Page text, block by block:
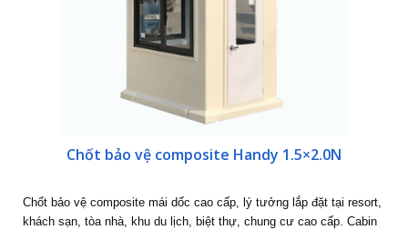
Chốt bảo vệ composite Handy 1.5×2.0N
Chốt bảo vệ composite mái dốc cao cấp, lý tưởng lắp đặt tại resort,
khách sạn, tòa nhà, khu du lịch, biệt thự, chung cư cao cấp. Cabin